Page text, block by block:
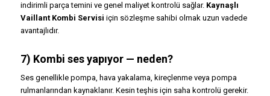
indirimli parça temini ve genel maliyet kontrolü sağlar. Kaynaşlı
Vaillant Kombi Servisi için sözleşme sahibi olmak uzun vadede
avantajlıdır.
7) Kombi ses yapıyor — neden?
Ses genellikle pompa, hava yakalama, kireçlenme veya pompa
rulmanlarından kaynaklanır. Kesin teşhis için saha kontrolü gerekir.